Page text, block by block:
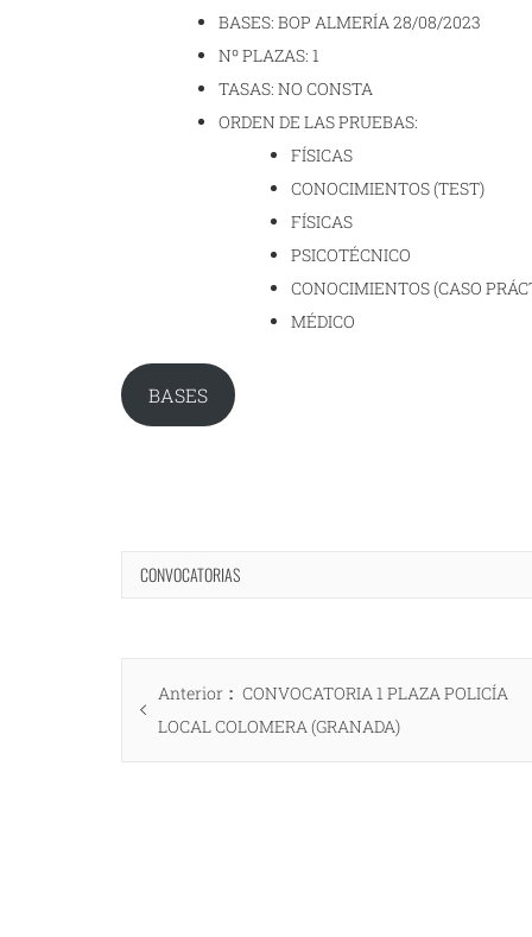
BASES: BOP ALMERÍA 28/08/2023
Nº PLAZAS: 1
TASAS: NO CONSTA
ORDEN DE LAS PRUEBAS:
FÍSICAS
CONOCIMIENTOS (TEST)
FÍSICAS
PSICOTÉCNICO
CONOCIMIENTOS (CASO
MÉDICO
BASES
CONVOCATORIAS
Navegación
de Anterior
Entrada
anterior:
CONVOCATORIA 1 PLAZA POLICÍA
LOCAL COLOMERA (GRANADA)